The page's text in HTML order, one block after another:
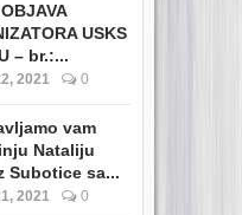
USKS
– br.:...
2021 0
vam
Nataliju
Subotice sa...
2021 0